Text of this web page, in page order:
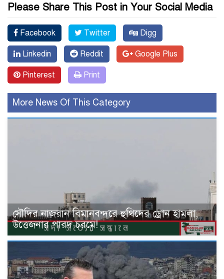
Please Share This Post in Your Social Media
Facebook Twitter Digg
Linkedin Reddit Google Plus
Pinterest Print
More News Of This Category
সৌদির নাজরান বিমানবন্দরে হুথিদের ড্রোন হামলা,
উত্তেজনার পারদ চরমে!